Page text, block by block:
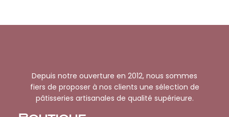
Depuis notre ouverture en 2012, nous sommes
fiers de proposer à nos clients une sélection de
pâtisseries artisanales de qualité supérieure.